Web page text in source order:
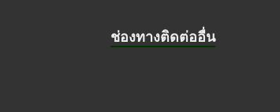
ช่องทางติดต่ออื่น